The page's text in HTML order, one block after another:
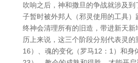
吹响之后，神和撒旦的争战就涉及
子暂时被外邦人（邪灵使用的工具）
终神会清理所有的旧造，带进新天
历上来说，这三个阶段分别代表灵的
16）、魂的变化（罗马12：1）和身